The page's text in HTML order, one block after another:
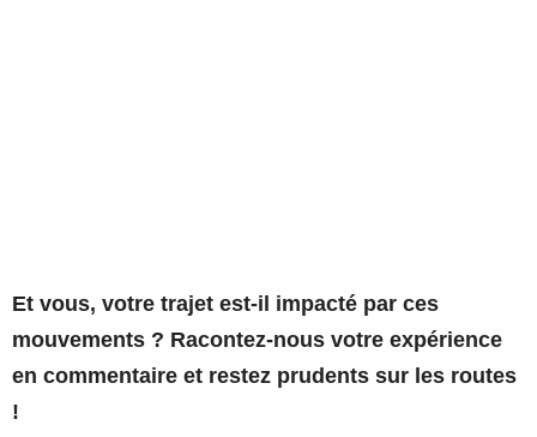
Et vous, votre trajet est-il impacté par ces
mouvements ? Racontez-nous votre expérience
en commentaire et restez prudents sur les routes
!